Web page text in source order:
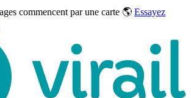
commencent par une carte 🌎 Essayez